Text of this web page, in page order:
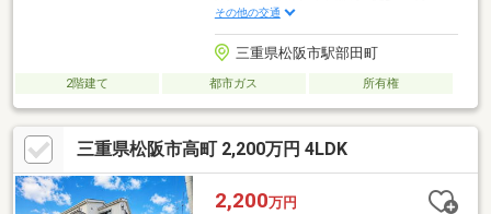
その他の交通
三重県松阪市駅部田町
2階建て 都市ガス 所有権
三重県松阪市高町 2,200万円 4LDK
2,200万円